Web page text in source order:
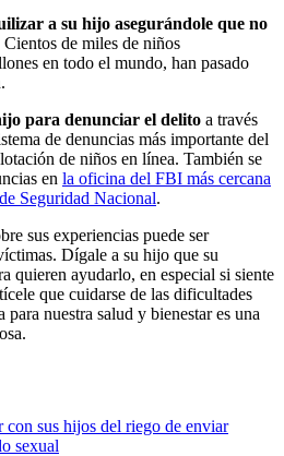
a su hijo asegurándole que no
Cientos de miles de niños
en todo el mundo, han pasado
para denunciar el delito a través
de denuncias más importante del
de niños en línea. También se
en la oficina del FBI más cercana
Seguridad Nacional.
sus experiencias puede ser
Dígale a su hijo que su
quieren ayudarlo, en especial si siente
que cuidarse de las dificultades
para nuestra salud y bienestar es una
sus hijos del riego de enviar
sexual